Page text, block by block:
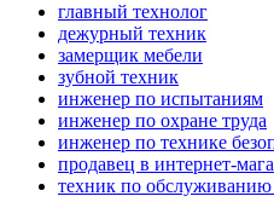
главный технолог
дежурный техник
замерщик мебели
зубной техник
инженер по испытаниям
инженер по охране труда
инженер по технике
продавец в интернет-
техник по обслуживанию